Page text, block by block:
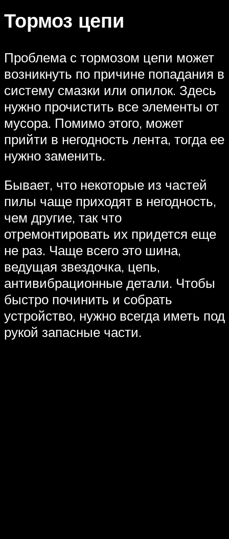
Тормоз цепи
Проблема с тормозом цепи может
возникнуть по причине попадания в
систему смазки или опилок. Здесь
нужно прочистить все элементы от
мусора. Помимо этого, может
прийти в негодность лента, тогда ее
нужно заменить.
Бывает, что некоторые из частей
пилы чаще приходят в негодность,
чем другие, так что
отремонтировать их придется еще
не раз. Чаще всего это шина,
ведущая звездочка, цепь,
антивибрационные детали. Чтобы
быстро починить и собрать
устройство, нужно всегда иметь под
рукой запасные части.